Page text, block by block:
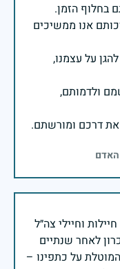
אנו ממשיכים
על עצמנו,
ולדמותם,
את דרכם ומורשתם.
האדם
וחיילי צה״ל
לאחר שנתיים
על כתפינו –